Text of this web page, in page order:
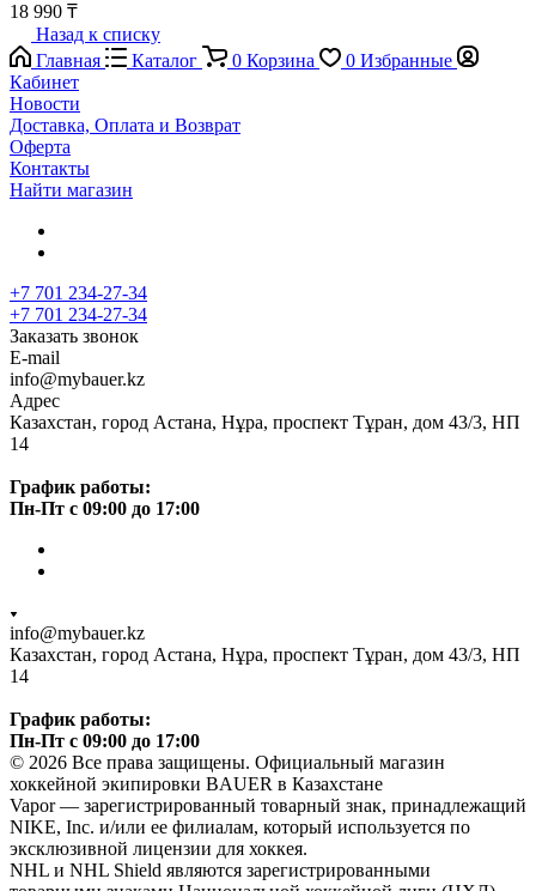
18 990 ₸
Назад к списку
Главная
Каталог 0 Корзина 0 Избранные
Кабинет
Новости
Доставка, Оплата и Возврат
Оферта
Контакты
Найти магазин
+7 701 234-27-34
+7 701 234-27-34
Заказать звонок
E-mail
info@mybauer.kz
Адрес
Казахстан, город Астана, Нұра, проспект Тұран, дом 43/3, НП
14
График работы:
Пн-Пт с 09:00 до 17:00
info@mybauer.kz
Казахстан, город Астана, Нұра, проспект Тұран, дом 43/3, НП
14
График работы:
Пн-Пт с 09:00 до 17:00
© 2026 Все права защищены. Официальный магазин
хоккейной экипировки BAUER в Казахстане
Vapor — зарегистрированный товарный знак, принадлежащий
NIKE, Inc. и/или ее филиалам, который используется по
эксклюзивной лицензии для хоккея.
NHL и NHL Shield являются зарегистрированными